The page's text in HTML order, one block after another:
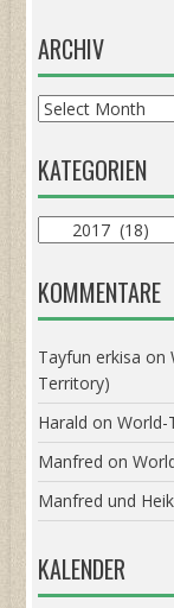
ARCHIV
Archiv
KATEGORIEN
Kategorien
KOMMENTARE
Tayfun erkisa on
Territory)
Harald onWorld-
Manfred on
Manfred und
KALENDER